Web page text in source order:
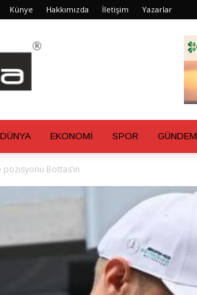
Künye Hakkımızda İletişim Yazarlar
DÜNYA EKONOMİ SPOR GÜNDEM
Bottas’ın